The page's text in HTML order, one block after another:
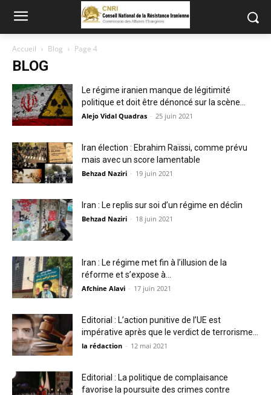
Accueil Blog Page 4
BLOG
Le régime iranien manque de légitimité
politique et doit être dénoncé sur la scène...
Alejo Vidal Quadras - 25 juin 2021
Iran élection : Ebrahim Raïssi, comme prévu
mais avec un score lamentable
Behzad Naziri - 19 juin 2021
Iran : Le replis sur soi d’un régime en déclin
Behzad Naziri - 18 juin 2021
Iran : Le régime met fin à l’illusion de la
réforme et s’expose à...
Afchine Alavi - 17 juin 2021
Editorial : L’action punitive de l’UE est
impérative après que le verdict de terrorisme...
la rédaction - 12 mai 2021
Editorial : La politique de complaisance
favorise la poursuite des crimes contre